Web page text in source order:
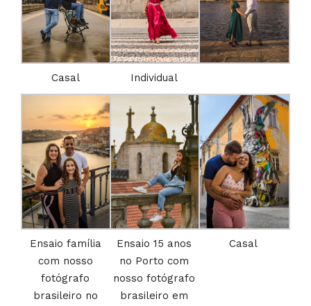
Casal Individual
Ensaio família
com nosso
fotógrafo
brasileiro no
Ensaio 15 anos
no Porto com
nosso fotógrafo
brasileiro em
Casal